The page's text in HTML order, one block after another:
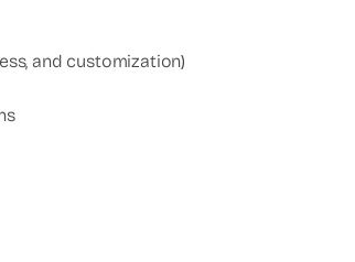
and customization)